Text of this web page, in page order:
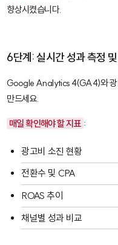
향상시켰습니다.
6단계: 실시간 성과 측정
Google Analytics 4(GA4)와
만드세요.
매일 확인해야 할 지표 :
광고비 소진 현황
전환수 및 CPA
ROAS 추이
채널별 성과 비교